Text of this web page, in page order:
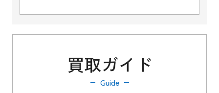
買取ガイド
Guide